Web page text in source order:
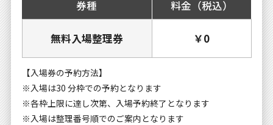
券種 料金（税込）
無料入場整理券 ￥0
【入場券の予約方法】
※入場は30 分枠での予約となります
※各枠上限に達し次第、入場予約終了となります
※入場は整理番号順でのご案内となります